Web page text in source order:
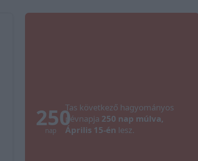
250
nap
Tas következő hagyományos
névnapja 250 nap múlva,
Április 15-én lesz.